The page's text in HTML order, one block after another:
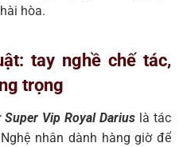
hòa.
tay nghề chế tác,
trọng
Vip Royal Dariuslà tác
nhân dành hàng giờ để